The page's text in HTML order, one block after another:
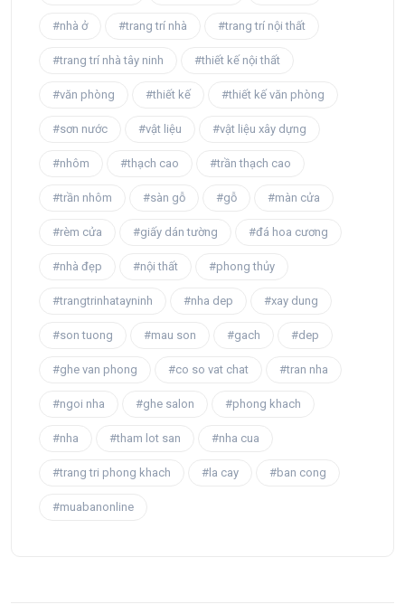
#nhà ở #trang trí nhà #trang trí nội thất
#trang trí nhà tây ninh #thiết kế nội thất
#văn phòng #thiết kế #thiết kế văn phòng
#sơn nước #vật liệu #vật liệu xây dựng
#nhôm #thạch cao #trần thạch cao
#trần nhôm #sàn gỗ #gỗ #màn cửa
#rèm cửa #giấy dán tường #đá hoa cương
#nhà đẹp #nội thất #phong thủy
#trangtrinhatayninh #nha dep #xay dung
#son tuong #mau son #gach #dep
#ghe van phong #co so vat chat #tran nha
#ngoi nha #ghe salon #phong khach
#nha #tham lot san #nha cua
#trang tri phong khach #la cay #ban cong
#muabanonline